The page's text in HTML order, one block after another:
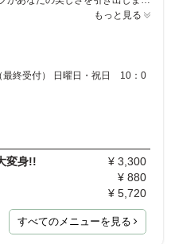
もっと見る
終受付） 日曜日・祝日 10：0
変身!!
¥ 3,300
¥ 880
¥ 5,720
すべてのメニューを見る